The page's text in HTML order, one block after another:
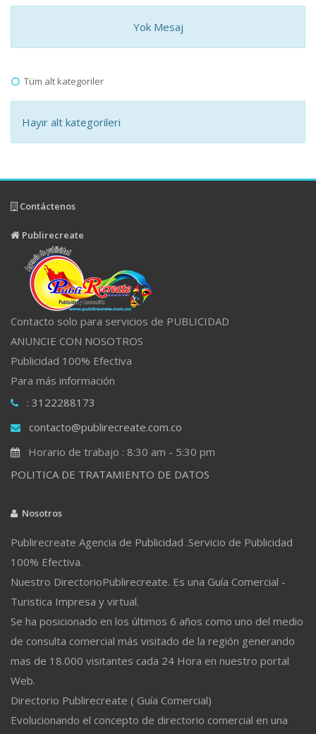
Yok Mesaj
Tüm alt kategoriler
Hayır alt kategorileri
Contáctenos
Publirecreate
Contacto solo para servicios de PUBLICIDAD
ANUNCIE CON NOSOTROS
Publicidad 100% Efectiva
Para más información
: 3122288173
contacto@publirecreate.com.co
Horario de trabajo : 8:30 am - 5:30 pm
POLITICA DE TRATAMIENTO DE DATOS
Nosotros
Publirecreate Agencia de Publicidad .Servicio de Publicidad
100% Efectiva.
Nuestro DirectorioPublirecreate. Es una Guía Comercial -
Turistica Impresa y virtual.
Se ha posicionado en los últimos 6 años como uno del medio
de consulta comercial más visitado de la región generando
mas de 18.000 visitantes cada 24 Hora en nuestro portal
Web.
Directorio Publirecreate ( Guía Comercial)
Evolucionando el concepto de directorio comercial en una